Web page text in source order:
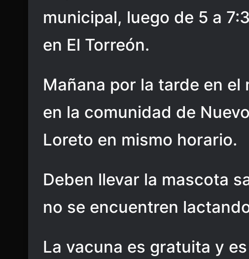
municipal, luego de 5 a
en El Torreón.
Mañana por la tarde en
en la comunidad de
Loreto en mismo horario.
Deben llevar la mascota
no se encuentren
La vacuna es gratuita y